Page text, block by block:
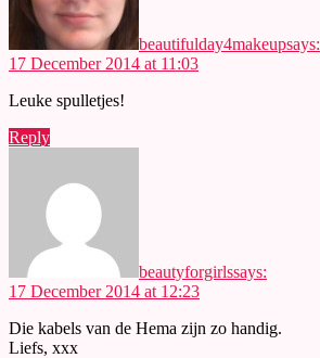
beautifulday4makeupsays:
17 December 2014 at 11:03
Leuke spulletjes!
Reply
beautyforgirlssays:
17 December 2014 at 12:23
Die kabels van de Hema zijn zo handig.
Liefs, xxx